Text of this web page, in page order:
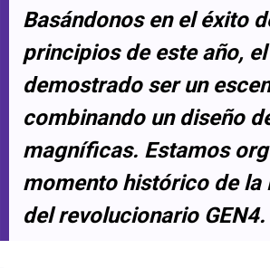
Basándonos en el éxito
principios de este año,
demostrado ser un
combinando un diseño
magníficas. Estamos
momento histórico de la
del revolucionario GEN4.